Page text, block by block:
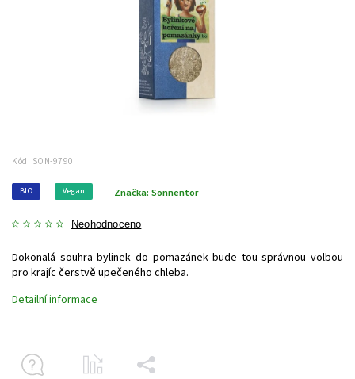
Kód: SON-9790
BIO Vegan
Neohodnoceno
Značka: Sonnentor
Dokonalá souhra bylinek do pomazánek bude tou správnou volbou
pro krajíc čerstvě upečeného chleba.
Detailní informace